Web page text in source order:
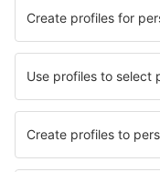
Cele mai bune locuri
Cazare în Newfane
Cazare Lithaire